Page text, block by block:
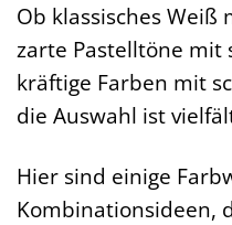
Ob klassisches Weiß
zarte Pastelltöne mit
kräftige Farben mit
die Auswahl ist
Hier sind einige
Kombinationsideen,